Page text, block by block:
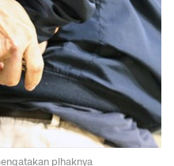
pihaknya